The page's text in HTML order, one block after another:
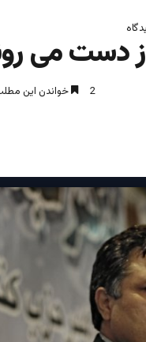
دست می
2 خواندن این مطلب 4 دقیقه زمان